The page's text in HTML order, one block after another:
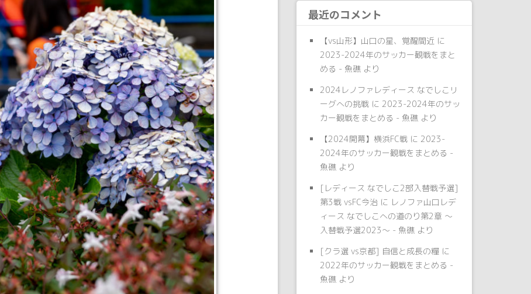
最近のコメント
【vs山形】山口の星、覚醒間近 に
2023-2024年のサッカー観戦をまと
める - 魚礁 より
2024レノファレディース なでしこリ
ーグへの挑戦 に 2023-2024年のサッ
カー観戦をまとめる - 魚礁 より
【2024開幕】横浜FC戦 に 2023-
2024年のサッカー観戦をまとめる -
魚礁 より
[レディース なでしこ2部入替戦予選]
第3戦 vsFC今治 に レノファ山口レデ
ィース なでしこへの道のり第2章 〜
入替戦予選2023〜 - 魚礁 より
[クラ選 vs京都] 自信と成長の糧 に
2022年のサッカー観戦をまとめる -
魚礁 より